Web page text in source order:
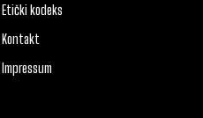
Etički kodeks
Kontakt
Impressum